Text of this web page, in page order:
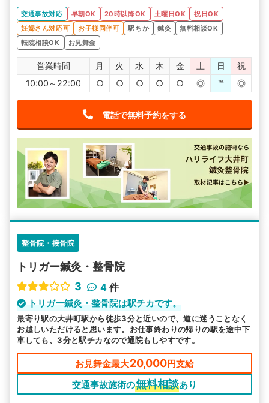
交通事故対応
早朝OK 20時以降OK 土曜日OK
祝日OK
妊婦さん対応可
お子様同伴可 駅ちか 鍼灸
無料相談OK
転院相談OK
お見舞金
営業時間 月 火 水 木 金 土 日
祝
10:00～22:00
○ ○ ○ ○ ○ ◎ ℡ ◎
電話で無料予約をする
整骨院・接骨院
トリガー鍼灸・整骨院
3
4 件
トリガー鍼灸・整骨院は駅チカです。
最寄り駅の大井町駅から徒歩3分と近いので、道に迷うことなく
お越しいただけると思います。お仕事終わりの帰りの駅を途中下
車しても、3分と駅チカなので通院もしやすです。
お見舞金最大20,000円支給
交通事故施術の無料相談あり